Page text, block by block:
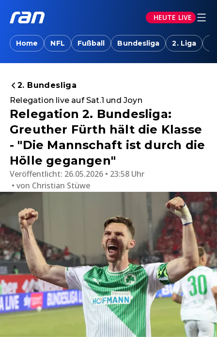
HEUTE LIVE
Home NFL Fußball Bundesliga 2. Liga
2. Bundesliga
Relegation live auf Sat.1 und Joyn
Relegation 2. Bundesliga:
Greuther Fürth hält die Klasse
- "Die Mannschaft ist durch die
Hölle gegangen"
Veröffentlicht: 26.05.2026 • 23:58 Uhr
von Christian Stüwe